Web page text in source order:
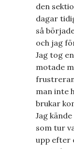
den
dagar
så
och jag
Jag tog
motade
man inte
brukar
Jag
som tur
upp efter